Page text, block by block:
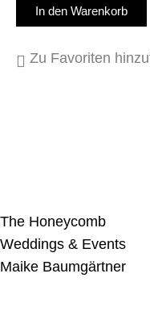
In den Warenkorb
Zu Favoriten
The Honeycomb
Weddings & Events
Maike Baumgärtner